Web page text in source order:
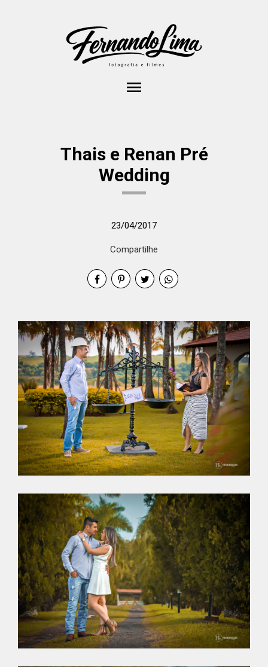
menu
Thais e Renan Pré
Wedding
23/04/2017
Compartilhe